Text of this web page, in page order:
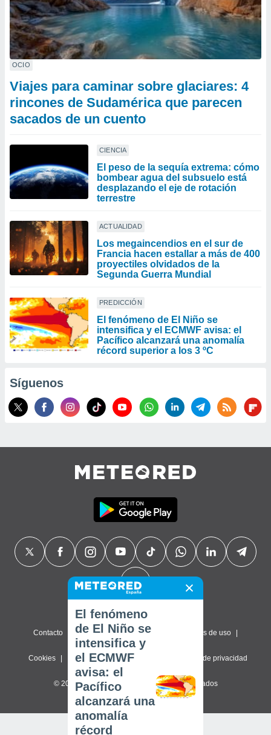
OCIO
Viajes para caminar sobre glaciares: 4
rincones de Sudamérica que parecen
sacados de un cuento
CIENCIA
El peso de la sequía extrema: cómo
bombear agua del subsuelo está
desplazando el eje de rotación
terrestre
ACTUALIDAD
Los megaincendios en el sur de
Francia hacen estallar a más de 400
proyectiles olvidados de la
Segunda Guerra Mundial
PREDICCIÓN
El fenómeno de El Niño se
intensifica y el ECMWF avisa: el
Pacífico alcanzará una anomalía
récord superior a los 3 ºC
Síguenos
Contacto Sobre nosotros FAQ Términos de uso
Cookies Política de privacidad Configuración de privacidad
© 2026 Meteored. Todos los derechos reservados
El fenómeno
de El Niño se
intensifica y
el ECMWF
avisa: el
Pacífico
alcanzará una
anomalía
récord